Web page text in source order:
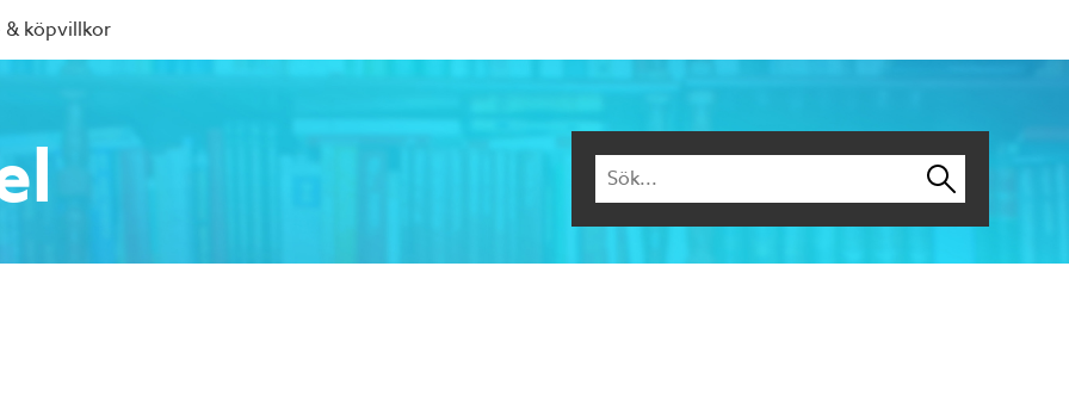
& köpvillkor